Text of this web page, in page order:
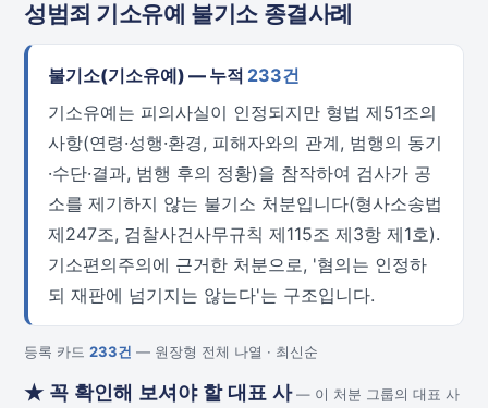
성범죄 기소유예 불기소 종결사례
불기소(기소유예) — 누적 233건
기소유예는 피의사실이 인정되지만 형법 제51조의
사항(연령·성행·환경, 피해자와의 관계, 범행의 동기
·수단·결과, 범행 후의 정황)을 참작하여 검사가 공
소를 제기하지 않는 불기소 처분입니다(형사소송법
제247조, 검찰사건사무규칙 제115조 제3항 제1호).
기소편의주의에 근거한 처분으로, '혐의는 인정하
되 재판에 넘기지는 않는다'는 구조입니다.
등록 카드 233건 — 원장형 전체 나열 · 최신순
★ 꼭 확인해 보셔야 할 대표 사 — 이 처분 그룹의 대표 사